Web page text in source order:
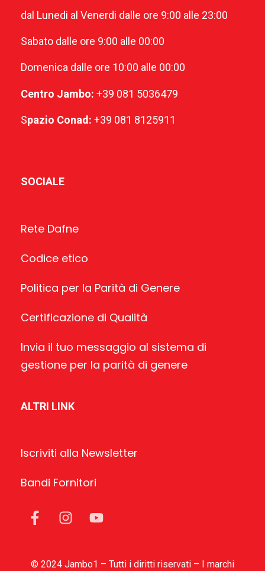
dal Lunedi al Venerdi dalle ore 9:00 alle 23:00
Sabato dalle ore 9:00 alle 00:00
Domenica dalle ore 10:00 alle 00:00
Centro Jambo: +39 081 5036479
Spazio Conad: +39 081 8125911
SOCIALE
Rete Dafne
Codice etico
Politica per la Parità di Genere
Certificazione di Qualità
Invia il tuo messaggio al sistema di
gestione per la parità di genere
ALTRI LINK
Iscriviti alla Newsletter
Bandi Fornitori
© 2024 Jambo1 – Tutti i diritti riservati – I marchi